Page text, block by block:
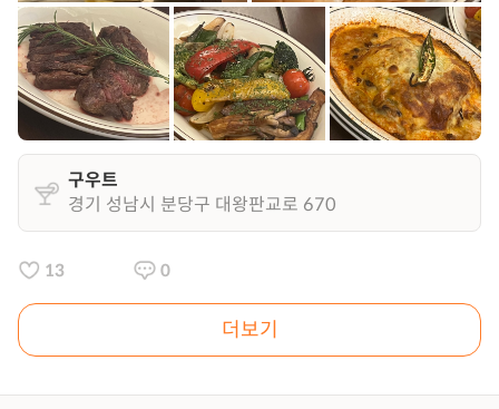
구우트
경기 성남시 분당구 대왕판교로 670
13 0
더보기